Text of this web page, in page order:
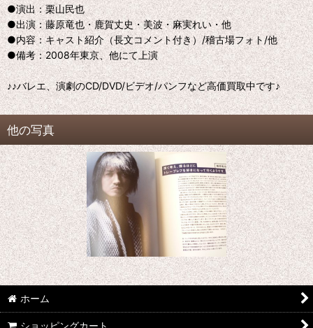
●演出：栗山民也
●出演：藤原竜也・鹿賀丈史・美波・麻実れい・他
●内容：キャスト紹介（長文コメント付き）/稽古場フォト/他
●備考：2008年東京、他にて上演
♪♪バレエ、演劇のCD/DVD/ビデオ/パンフなど高価買取中です♪
他の写真
ホーム
ショッピングカート